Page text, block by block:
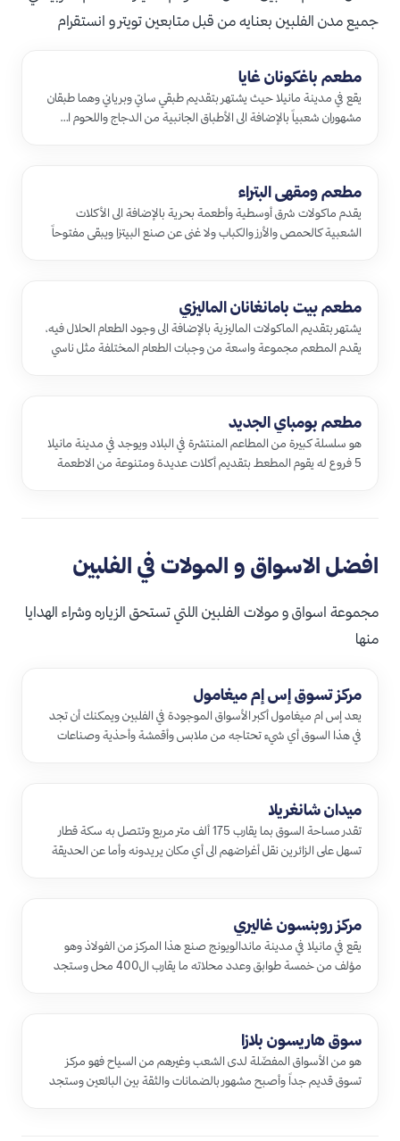
جميع مدن الفلبين بعنايه من قبل متابعين تويتر و انستقرام
مطعم باغكونان غايا
يقع في مدينة مانيلا حيث يشتهر بتقديم طبقي ساتي وبرياني وهما طبقان
مشهوران شعبياً بالإضافة الى الأطباق الجانبية من الدجاج واللحوم ا…
مطعم ومقهى البتراء
يقدم ماكولات شرق أوسطية وأطعمة بحرية بالإضافة الى الأكلات
الشعبية كالحمص والأرز والكباب ولا غنى عن صنع البيتزا ويبقى مفتوحاً
مطعم بيت بامانغانان الماليزي
يشتهر بتقديم الماكولات الماليزية بالإضافة الى وجود الطعام الحلال فيه،
يقدم المطعم مجموعة واسعة من وجبات الطعام المختلفة مثل ناسي
مطعم بومباي الجديد
هو سلسلة كبيرة من المطاعم المنتشرة في البلاد ويوجد في مدينة مانيلا
5 فروع له يقوم المطعط بتقديم أكلات عديدة ومتنوعة من الاطعمة
افضل الاسواق و المولات في الفلبين
مجموعة اسواق و مولات الفلبين اللتي تستحق الزياره وشراء الهدايا
منها
مركز تسوق إس إم ميغامول
يعد إس ام ميغامول أكبر الأسواق الموجودة في الفلبين ويمكنك أن تجد
في هذا السوق أي شيء تحتاجه من ملابس وأقمشة وأحذية وصناعات
ميدان شانغريلا
تقدر مساحة السوق بما يقارب 175 ألف متر مربع وتتصل به سكة قطار
تسهل على الزائرين نقل أغراضهم الى أي مكان يريدونه وأما عن الحديقة
مركز روبنسون غاليري
يقع في مانيلا في مدينة ماندالويونج صنع هذا المركز من الفولاذ وهو
مؤلف من خمسة طوابق وعدد محلاته ما يقارب ال400 محل وستجد
سوق هاريسون بلازا
هو من الأسواق المفضّلة لدى الشعب وغيرهم من السياح فهو مركز
تسوق قديم جداً وأصبح مشهور بالضمانات والثقة بين البائعين وستجد